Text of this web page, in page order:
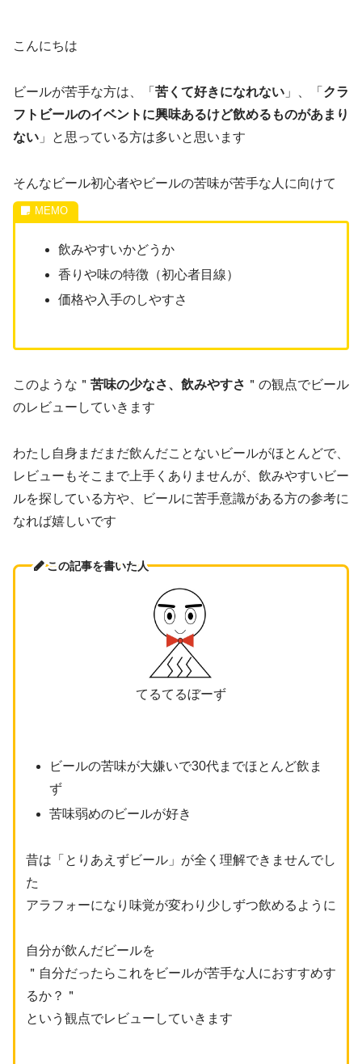
こんにちは
ビールが苦手な方は、「 苦くて好きになれない 」、「 クラ
フトビールのイベントに興味あるけど飲めるものがあまり
ない 」と思っている方は多いと思います
そんなビール初心者やビールの苦味が苦手な人に向けて
飲みやすいかどうか
香りや味の特徴（初心者目線）
価格や入手のしやすさ
このような＂ 苦味の少なさ、飲みやすさ ＂の観点でビール
のレビューしていきます
わたし自身まだまだ飲んだことないビールがほとんどで、
レビューもそこまで上手くありませんが、飲みやすいビー
ルを探している方や、ビールに苦手意識がある方の参考に
なれば嬉しいです
この記事を書いた人
てるてるぼーず
ビールの苦味が大嫌いで30代までほとんど飲ま
ず
苦味弱めのビールが好き
昔は「とりあえずビール」が全く理解できませんでし
た
アラフォーになり味覚が変わり少しずつ飲めるように
自分が飲んだビールを
＂自分だったらこれを ビールが苦手な人におすすめす
るか？＂
という観点でレビューしていきます